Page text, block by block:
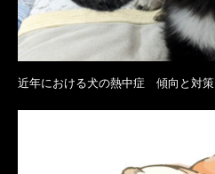
近年における犬の熱中症 傾向と対策